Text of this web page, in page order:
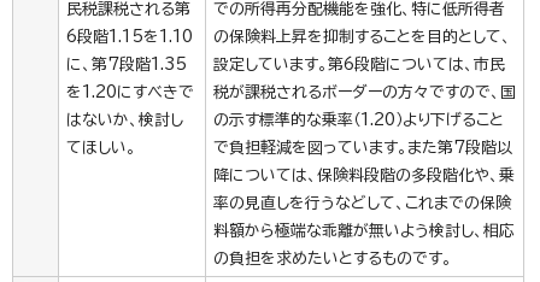
民税課税される第
6段階1.15を1.10
に、第7段階1.35
を1.20にすべきで
はないか、検討し
てほしい。
での所得再分配機能を強化、特に低所得者
の保険料上昇を抑制することを目的として、
設定しています。第6段階については、市民
税が課税されるボーダーの方々ですので、国
の示す標準的な乗率（1.20）より下げること
で負担軽減を図っています。また第7段階以
降については、保険料段階の多段階化や、乗
率の見直しを行うなどして、これまでの保険
料額から極端な乖離が無いよう検討し、相応
の負担を求めたいとするものです。